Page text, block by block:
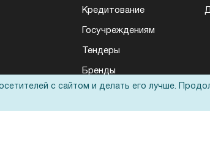
Кредитование
Госучреждениям
Тендеры
Бренды
ЭДО
Запрос актов сверки
с сайтом и делать его лучше.